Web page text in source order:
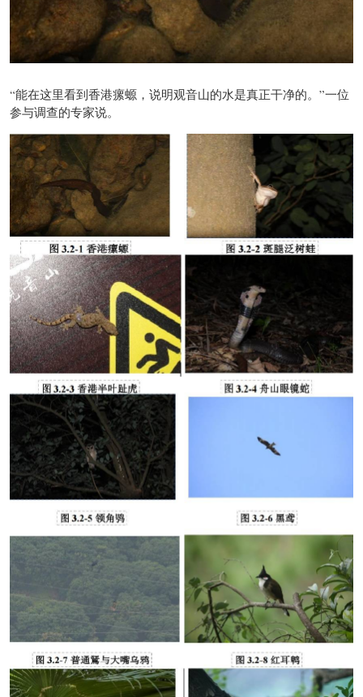
“能在这里看到香港瘰螈，说明观音山的水是真正干净的。”一位
参与调查的专家说。